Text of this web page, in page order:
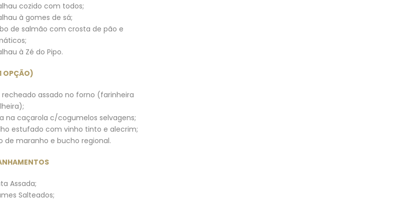
cozido com todos;
à gomes de sá;
de salmão com crosta de pão e
à Zé do Pipo.
OPÇÃO)
recheado assado no forno (farinheira
na caçarola c/cogumelos selvagens;
estufado com vinho tinto e alecrim;
de maranho e bucho regional.
Assada;
Salteados;